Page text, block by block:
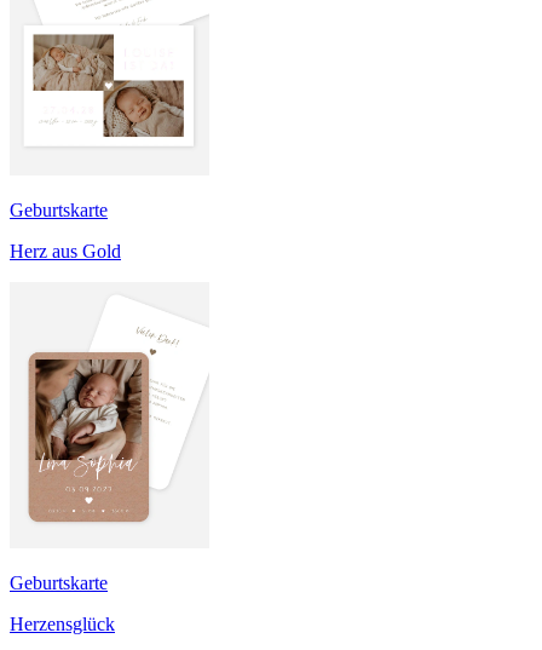
Geburtskarte
Herz aus Gold
Geburtskarte
Herzensglück